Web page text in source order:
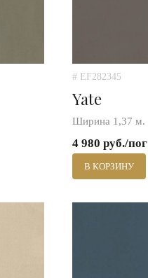
# EF282345
Yate
Ширина 1,37 м.
4 980 руб./пог
В КОРЗИНУ